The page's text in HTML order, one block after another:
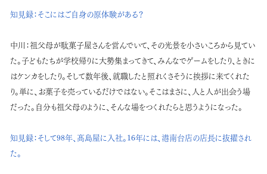
知見録：そこにはご自身の原体験がある？
中川：祖父母が駄菓子屋さんを営んでいて、その光景を小さいころから見てい
た。子どもたちが学校帰りに大勢集まってきて、みんなでゲームをしたり、ときに
はケンカをしたり。そして数年後、就職したと照れくさそうに挨拶に来てくれた
り。単に、お菓子を売っているだけではない。そこはまさに、人と人が出会う場
だった。自分も祖父母のように、そんな場をつくれたらと思うようになった。
知見録：そして98年、髙島屋に入社。16年には、港南台店の店長に抜擢され
た。